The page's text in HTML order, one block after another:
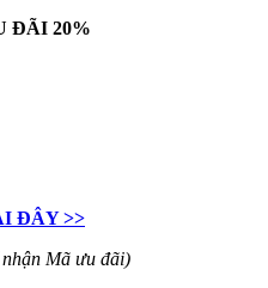
ĐÃI 20%
ĐÂY >>
nhận Mã ưu đãi)